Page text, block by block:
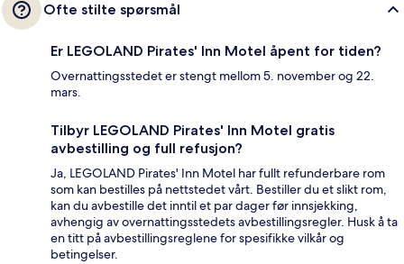
Ofte stilte spørsmål
Er LEGOLAND Pirates' Inn Motel åpent for tiden?
Overnattingsstedet er stengt mellom 5. november og 22.
mars.
Tilbyr LEGOLAND Pirates' Inn Motel gratis
avbestilling og full refusjon?
Ja, LEGOLAND Pirates' Inn Motel har fullt refunderbare rom
som kan bestilles på nettstedet vårt. Bestiller du et slikt rom,
kan du avbestille det inntil et par dager før innsjekking,
avhengig av overnattingsstedets avbestillingsregler. Husk å ta
en titt på avbestillingsreglene for spesifikke vilkår og
betingelser.